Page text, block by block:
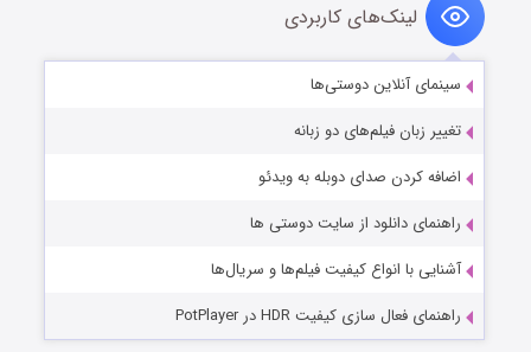
لینک‌های کاربردی
سینمای آنلاین دوستی‌ها
تغییر زبان فیلم‌های دو زبانه
اضافه کردن صدای دوبله به ویدئو
راهنمای دانلود از سایت دوستی ها
آشنایی با انواع کیفیت فیلم‌ها و سریال‌ها
راهنمای فعال سازی کیفیت HDR در PotPlayer